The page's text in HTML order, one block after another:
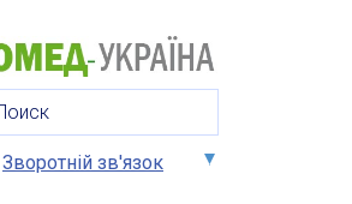
Зворотній зв'язок